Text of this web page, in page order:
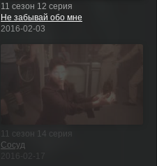
11 сезон 12 серия
Не забывай обо мне
2016-02-03
11 сезон 14 серия
Сосуд